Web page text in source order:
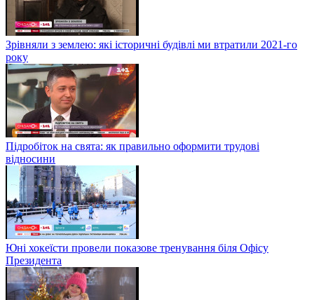
Зрівняли з землею: які історичні будівлі ми втратили 2021-го
року
Підробіток на свята: як правильно оформити трудові
відносини
Юні хокеїсти провели показове тренування біля Офісу
Президента